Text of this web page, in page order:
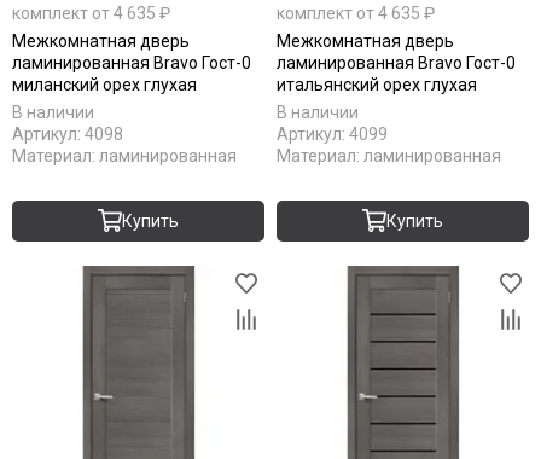
комплект от 4 635 ₽
Межкомнатная дверь
ламинированная Bravo Гост-0
миланский орех глухая
В наличии
Артикул: 4098
Материал: ламинированная
Купить
комплект от 4 635 ₽
Межкомнатная дверь
ламинированная Bravo Гост-0
итальянский орех глухая
В наличии
Артикул: 4099
Материал: ламинированная
Купить